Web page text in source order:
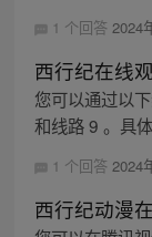
1 个回答 2024
西行纪在线
您可以通过以
和线路 9 。具
1 个回答 2024
西行纪动漫